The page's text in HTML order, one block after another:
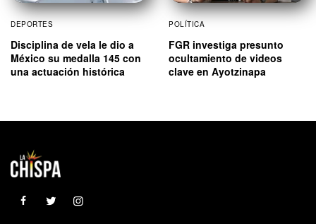
DEPORTES
Disciplina de vela le dio a
México su medalla 145 con
una actuación histórica
POLÍTICA
FGR investiga presunto
ocultamiento de videos
clave en Ayotzinapa